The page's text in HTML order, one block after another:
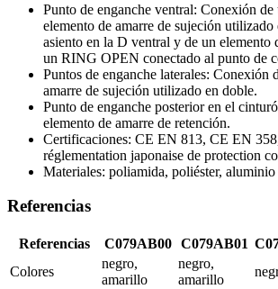
Punto de enganche ventral: Conexión de
elemento de amarre de sujeción utilizado
asiento en la D ventral y de un elemento
un RING OPEN conectado al punto de
Puntos de enganche laterales: Conexión
amarre de sujeción utilizado en doble.
Punto de enganche posterior en el
elemento de amarre de retención.
Certificaciones: CE EN 813, CE EN
réglementation japonaise de protection
Materiales: poliamida, poliéster, aluminio
Referencias
Referencias C079AB00 C079AB01
Colores
negro,
amarillo
negro,
amarillo